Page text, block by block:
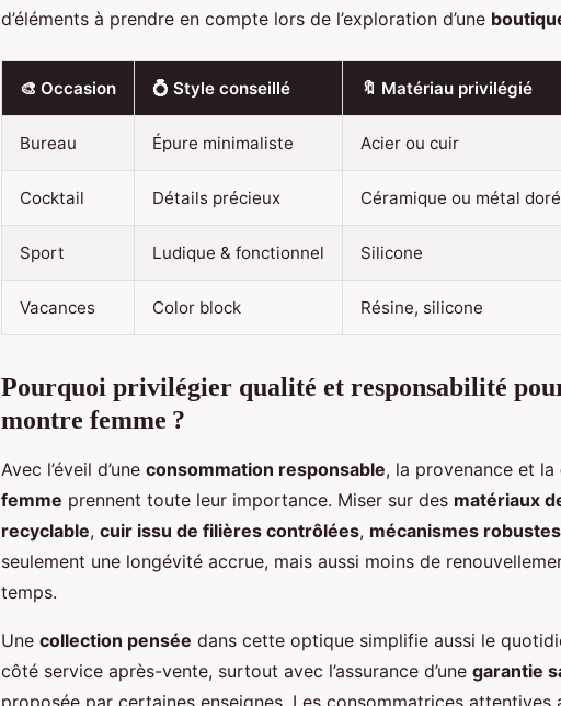
d’éléments à prendre en compte lors de l’exploration d’une
🎨 Occasion 💍 Style conseillé 🔖 Matériau privilégié
Bureau Épure minimaliste Acier ou cuir
Cocktail Détails précieux Céramique ou métal doré
Sport Ludique & fonctionnel Silicone
Vacances Color block Résine, silicone
Pourquoi privilégier qualité et responsabilité
montre femme ?
Avec l’éveil d’une consommation responsable, la provenance et la
femme prennent toute leur importance. Miser sur des matériaux
recyclable, cuir issu de filières contrôlées, mécanismes robustes
seulement une longévité accrue, mais aussi moins de
temps.
Une collection pensée dans cette optique simplifie aussi le
côté service après-vente, surtout avec l’assurance d’une garantie
proposée par certaines enseignes. Les consommatrices